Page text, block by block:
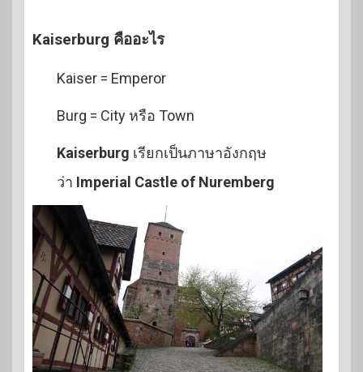
Kaiserburg คืออะไร
Kaiser = Emperor
Burg = City หรือ Town
Kaiserburg เรียกเป็นภาษาอังกฤษ
ว่า Imperial Castle of Nuremberg